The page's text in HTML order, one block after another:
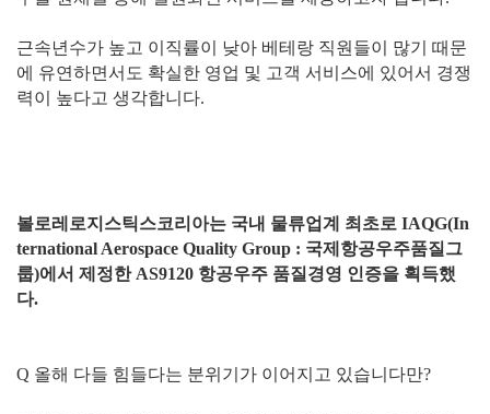
근속년수가 높고 이직률이 낮아 베테랑 직원들이 많기 때문
에 유연하면서도 확실한 영업 및 고객 서비스에 있어서 경쟁
력이 높다고 생각합니다.
볼로레로지스틱스코리아는 국내 물류업계 최초로 IAQG(In
ternational Aerospace Quality Group : 국제항공우주품질그
룹)에서 제정한 AS9120 항공우주 품질경영 인증을 획득했
다.
Q 올해 다들 힘들다는 분위기가 이어지고 있습니다만?